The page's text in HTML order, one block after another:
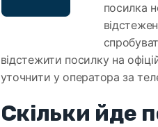
посилка
відстежити посилку на
уточнити у оператора за
Скільки йде